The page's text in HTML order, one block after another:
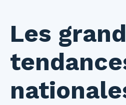
Les